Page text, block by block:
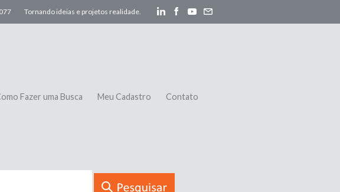
Tornando ideias e projetos realidade.
Fazer uma Busca Meu Cadastro Contato